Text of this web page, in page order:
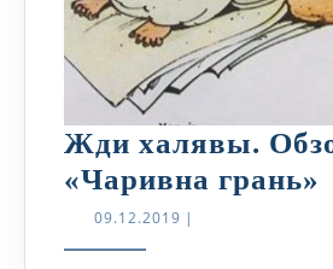
Жди халявы.
«Чаривна грань»
09.12.2019 09.12.2019
|